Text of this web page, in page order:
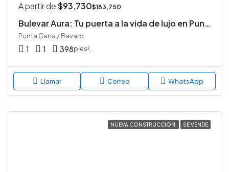
A partir de$93,730$183,750
Bulevar Aura: Tu puerta a la vida de lujo en Punta Cana
Punta Cana / Bavaro
1 1 398pies².
Llamar Correo WhatsApp
NUEVA CONSTRUCCIÓN SE VENDE